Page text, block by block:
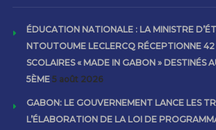
ÉDUCATION NATIONALE : LA MINISTRE
NTOUTOUME LECLERCQ RÉCEPTIONNE
SCOLAIRES « MADE IN GABON » DESTINÉS
5ÈME 5 août 2026
GABON: LE GOUVERNEMENT LANCE LES
L’ÉLABORATION DE LA LOI DE